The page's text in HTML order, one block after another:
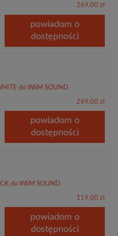
269,00 zł
powiadom o
dostępności
do WiiM SOUND
269,00 zł
powiadom o
dostępności
do WiiM SOUND
119,00 zł
powiadom o
dostępności